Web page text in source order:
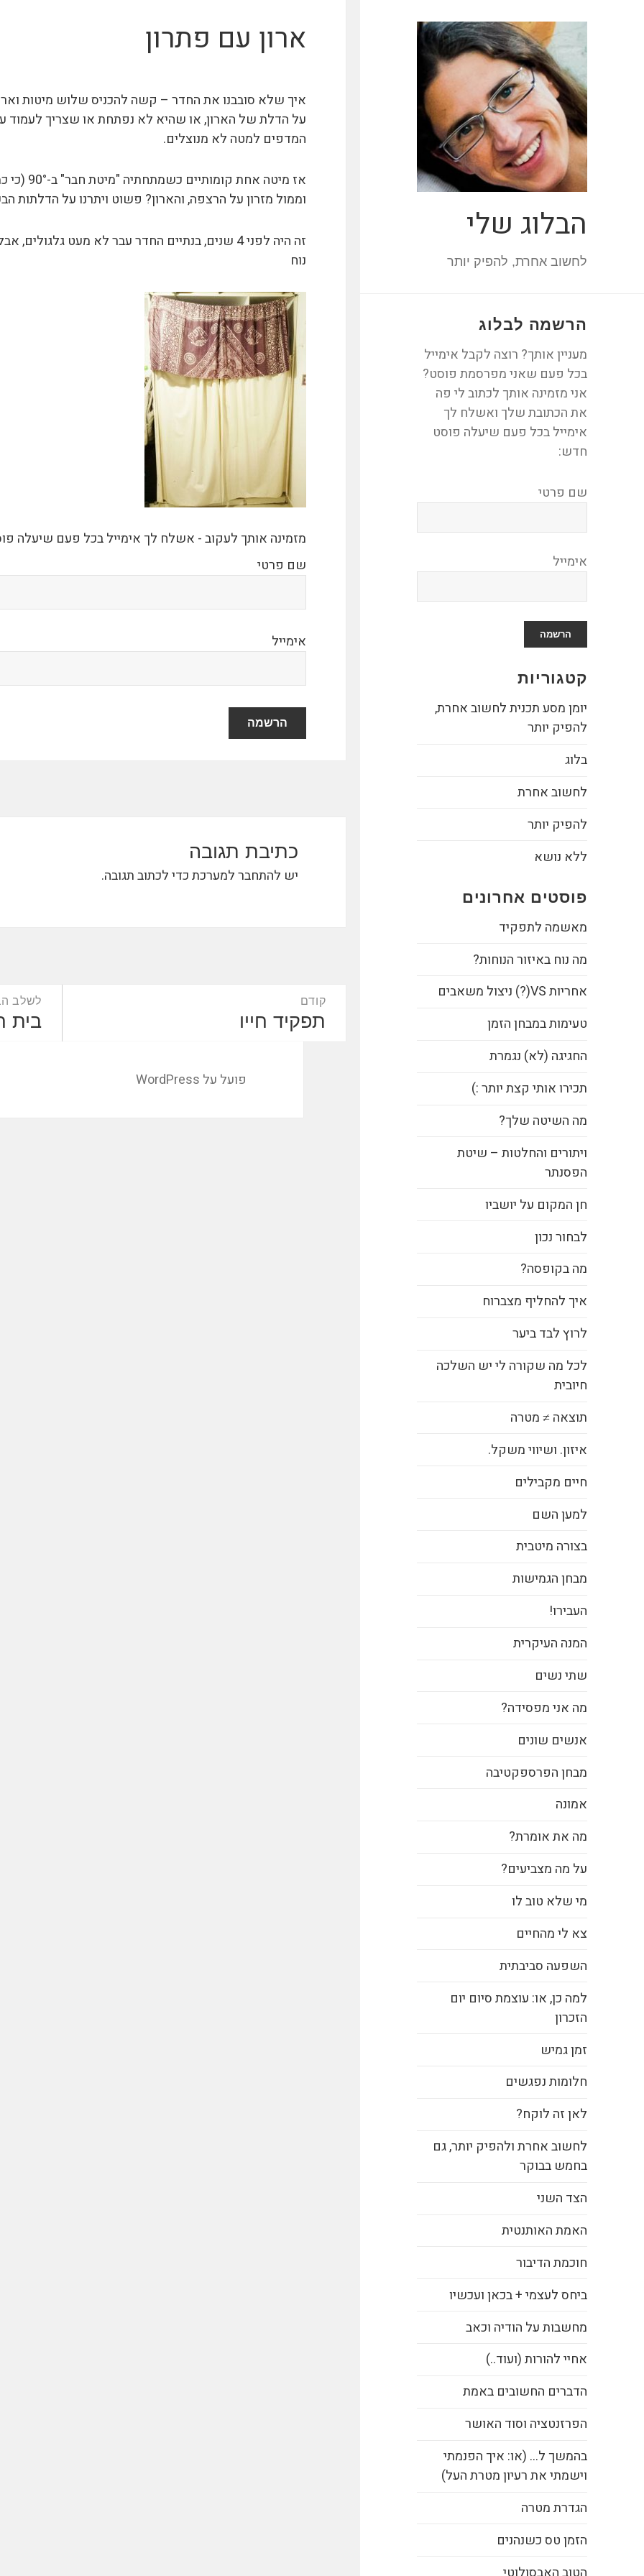
הבלוג שלי
לחשוב אחרת, להפיק יותר
הרשמה לבלוג
מעניין אותך? רוצה לקבל אימייל
בכל פעם שאני מפרסמת פוסט?
אני מזמינה אותך לכתוב לי פה
את הכתובת שלך ואשלח לך
אימייל בכל פעם שיעלה פוסט
חדש:
שם פרטי
אימייל
קטגוריות
יומן מסע תכנית לחשוב אחרת,
להפיק יותר
בלוג
לחשוב אחרת
להפיק יותר
ללא נושא
פוסטים אחרונים
מאשמה לתפקיד
מה נוח באיזור הנוחות?
אחריות VS(?) ניצול משאבים
טעימות במבחן הזמן
החגיגה (לא) נגמרת
תכירו אותי קצת יותר :)
מה השיטה שלך?
ויתורים והחלטות – שיטת
הפסנתר
חן המקום על יושביו
לבחור נכון
מה בקופסה?
איך להחליף מצברוח
לרוץ לבד ביער
לכל מה שקורה לי יש השלכה
חיובית
תוצאה ≠ מטרה
איזון. ושיווי משקל.
חיים מקבילים
למען השם
בצורה מיטבית
מבחן הגמישות
העבירו!
המנה העיקרית
שתי נשים
מה אני מפסידה?
אנשים שונים
מבחן הפרספקטיבה
אמונה
מה את אומרת?
על מה מצביעים?
מי שלא טוב לו
צא לי מהחיים
השפעה סביבתית
למה כן, או: עוצמת סיום יום
הזכרון
זמן גמיש
חלומות נפגשים
לאן זה לוקח?
לחשוב אחרת ולהפיק יותר, גם
בחמש בבוקר
הצד השני
האמת האותנטית
חוכמת הדיבור
ביחס לעצמי + בכאן ועכשיו
מחשבות על הודיה וכאב
אחיי להורות (ועוד..)
הדברים החשובים באמת
הפרזנטציה וסוד האושר
בהמשך ל… (או: איך הפנמתי
וישמתי את רעיון מטרת העל)
הגדרת מטרה
הזמן טס כשנהנים
ארון עם פתרון
איך שלא סובבנו את החדר – קשה להכניס שלוש מיטות
על הדלת של הארון, או שהיא לא נפתחת או שצריך לעמוד
המדפים למטה לא מנוצלים.
וממול מזרון על הרצפה, והארון? פשוט ויתרנו על הדלתות
זה היה לפני 4 שנים, בנתיים החדר עבר לא מעט
נוח
מזמינה אותך לעקוב - אשלח לך אימייל בכל פעם שיעלה
שם פרטי
אימייל
כתיבת תגובה
יש להתחבר למערכתכדי לכתוב תגובה.
ניווט
קודם
הפוסט
הקודם:
תפקיד חייו
לשלב
הפוסט
בית
פועל על WordPress